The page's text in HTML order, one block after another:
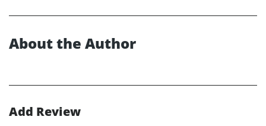
About the Author
Add Review